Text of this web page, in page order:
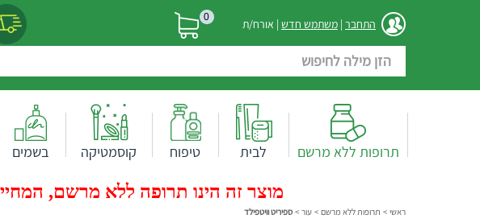
התחבר | משתמש חדש | אורח/ת 0
תרופות ללא מרשם לבית טיפוח קוסמטיקה בשמים
מוצר זה הינו תרופה ללא מרשם,
ראשי > תרופות ללא מרשם > עור > ספיריט וויטפילד